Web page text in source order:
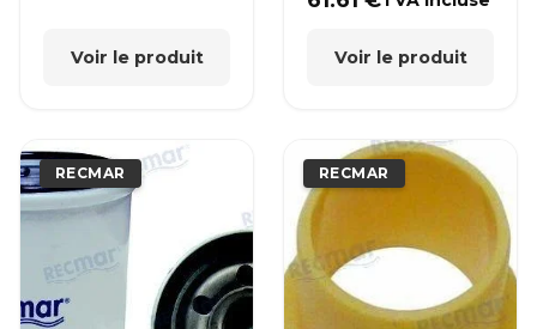
Voir le produit Voir le produit
RECMAR RECMAR